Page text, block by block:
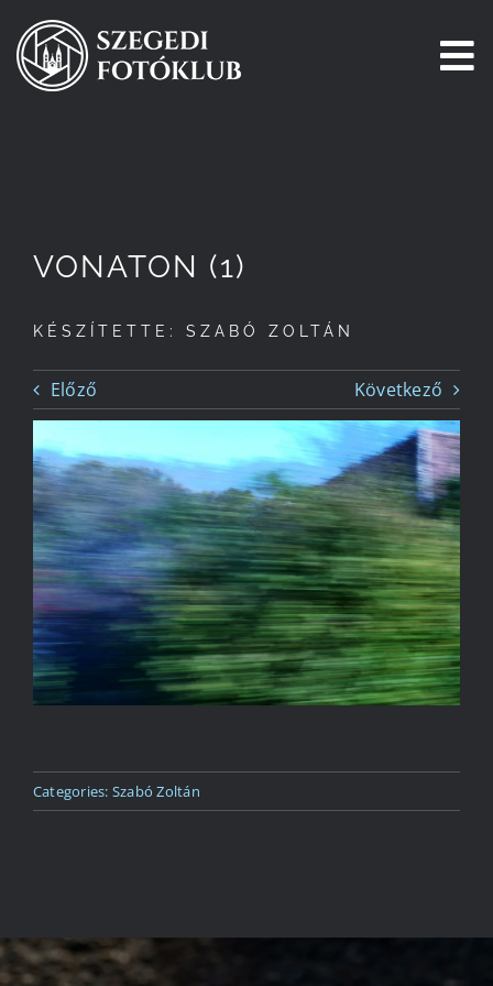
Kihagyás
Pályázatok
Tagjaink
Csatlakozz!
Történetünk
Kapcsolat
VONATON (1)
KÉSZÍTETTE: SZABÓ ZOLTÁN
Előző Következő
Categories: Szabó Zoltán